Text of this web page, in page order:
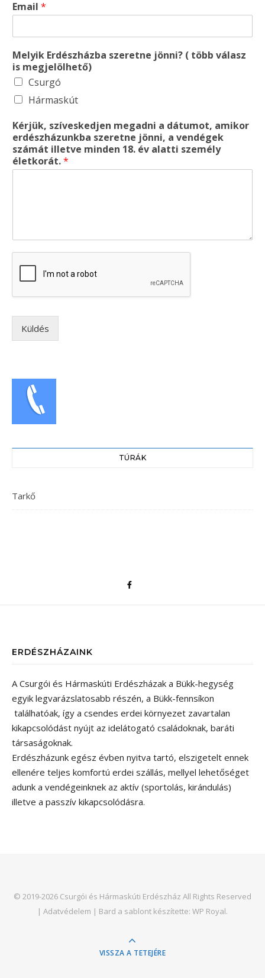
Email *
Melyik Erdészházba szeretne jönni? ( több válasz
is megjelölhető)
Csurgó
Hármaskút
Kérjük, szíveskedjen megadni a dátumot, amikor
erdészházunkba szeretne jönni, a vendégek
számát illetve minden 18. év alatti személy
életkorát.*
Küldés
TÚRÁK
Tarkő
ERDÉSZHÁZAINK
A Csurgói és Hármaskúti Erdészházak a Bükk-hegység
egyik legvarázslatosabb részén, a Bükk-fennsíkon
találhatóak, így a csendes erdei környezet zavartalan
kikapcsolódást nyújt az idelátogató családoknak, baráti
társaságoknak.
Erdészházunk egész évben nyitva tartó, elszigetelt ennek
ellenére teljes komfortú erdei szállás, mellyel lehetőséget
adunk a vendégeinknek az aktív (sportolás, kirándulás)
illetve a passzív kikapcsolódásra.
© 2019-2026 Csurgói és Hármaskúti Erdészház All Rights Reserved
| Adatvédelem | Bard a sablont készítette: WP Royal.
VISSZA A TETEJÉRE